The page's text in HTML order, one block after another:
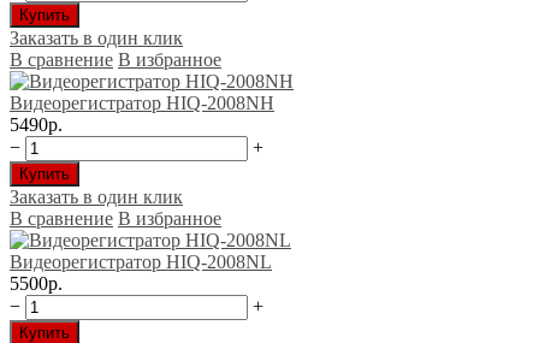
Купить
Заказать в один клик
В сравнение В избранное
Видеорегистратор HIQ-2008NH
5490р.
−
+
Купить
Заказать в один клик
В сравнение В избранное
Видеорегистратор HIQ-2008NL
5500р.
−
+
Купить